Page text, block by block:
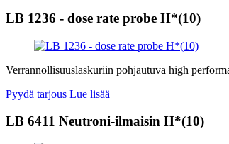
LB 1236 - dose rate probe H*(10)
Verrannollisuuslaskuriin pohjautuva high
Pyydä tarjous Lue lisää
LB 6411 Neutroni-ilmaisin H*(10)